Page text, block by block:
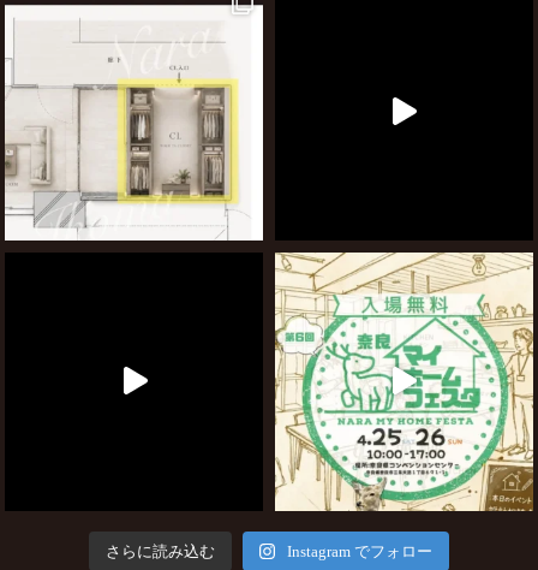
さらに読み込む Instagram でフォロー